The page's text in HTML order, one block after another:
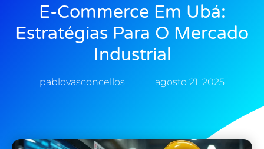
E-Commerce Em Ubá:
Estratégias Para O Mercado
Industrial
pablovasconcellos agosto 21, 2025